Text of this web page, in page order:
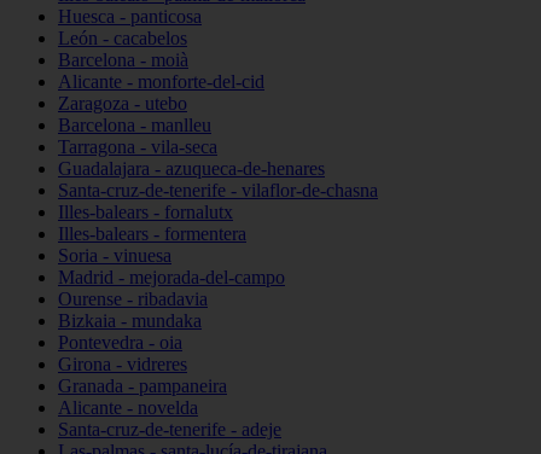
Huesca - panticosa
León - cacabelos
Barcelona - moià
Alicante - monforte-del-cid
Zaragoza - utebo
Barcelona - manlleu
Tarragona - vila-seca
Guadalajara - azuqueca-de-henares
Santa-cruz-de-tenerife - vilaflor-de-chasna
Illes-balears - fornalutx
Illes-balears - formentera
Soria - vinuesa
Madrid - mejorada-del-campo
Ourense - ribadavia
Bizkaia - mundaka
Pontevedra - oia
Girona - vidreres
Granada - pampaneira
Alicante - novelda
Santa-cruz-de-tenerife - adeje